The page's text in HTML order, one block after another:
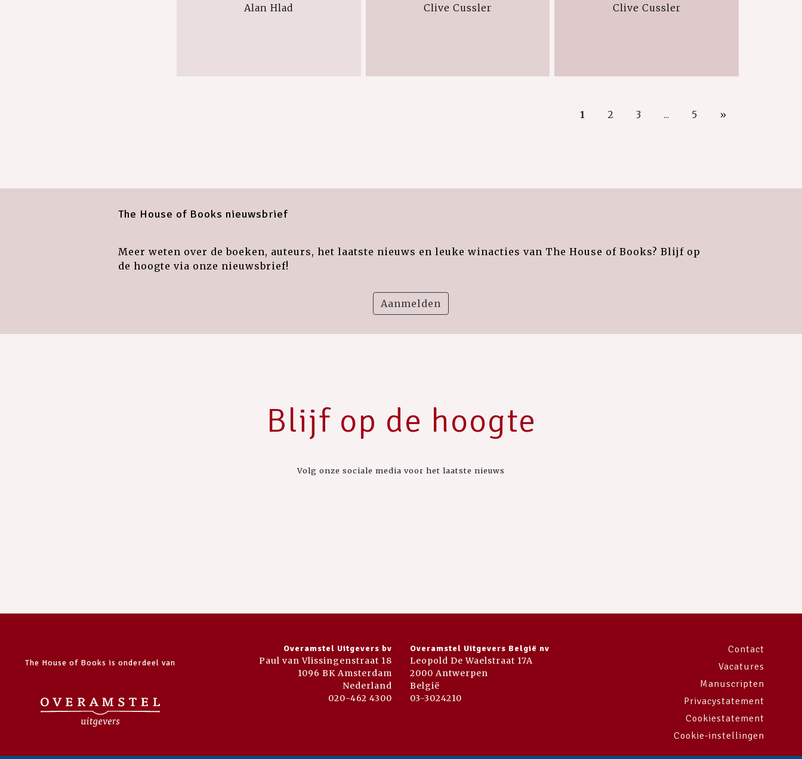
Alan Hlad Clive Cussler Clive Cussler
1 2 3 ... 5 »
The House of Books nieuwsbrief
Meer weten over de boeken, auteurs, het laatste nieuws en leuke winacties van The House of Books? Blijf op
de hoogte via onze nieuwsbrief!
Aanmelden
Blijf op de hoogte
Volg onze sociale media voor het laatste nieuws
The House of Books is onderdeel van
Overamstel Uitgevers bv
Paul van Vlissingenstraat 18
1096 BK Amsterdam
Nederland
020-462 4300
Overamstel Uitgevers België nv
Leopold De Waelstraat 17A
2000 Antwerpen
België
03-3024210
Contact
Vacatures
Manuscripten
Privacystatement
Cookiestatement
Cookie-instellingen